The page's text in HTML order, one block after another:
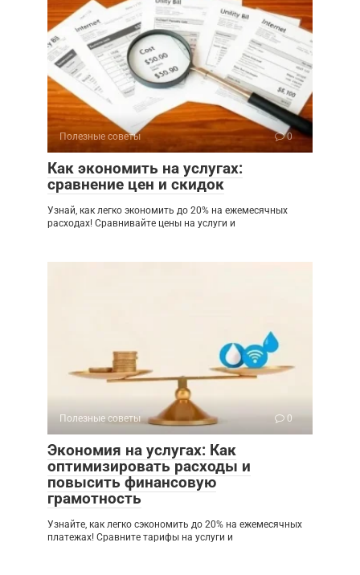
Полезные советы 0
Как экономить на услугах:
сравнение цен и скидок
Узнай, как легко экономить до 20% на ежемесячных
расходах! Сравнивайте цены на услуги и
Полезные советы 0
Экономия на услугах: Как
оптимизировать расходы и
повысить финансовую
грамотность
Узнайте, как легко сэкономить до 20% на ежемесячных
платежах! Сравните тарифы на услуги и